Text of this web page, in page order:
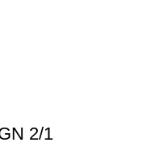
2/1